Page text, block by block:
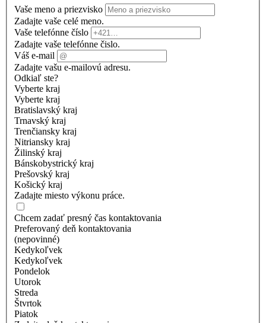
Vaše meno a priezvisko
Zadajte vaše celé meno.
Vaše telefónne číslo
Zadajte vaše telefónne čislo.
Váš e-mail
Zadajte vašu e-mailovú adresu.
Odkiaľ ste?
Vyberte kraj
Vyberte kraj
Bratislavský kraj
Trnavský kraj
Trenčiansky kraj
Nitriansky kraj
Žilinský kraj
Bánskobystrický kraj
Prešovský kraj
Košický kraj
Zadajte miesto výkonu práce.
Chcem zadať presný čas kontaktovania
Preferovaný deň kontaktovania
(nepovinné)
Kedykoľvek
Kedykoľvek
Pondelok
Utorok
Streda
Štvrtok
Piatok